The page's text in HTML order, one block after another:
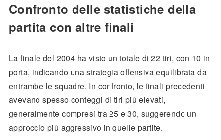
Confronto delle statistiche della
partita con altre finali
La finale del 2004 ha visto un totale di 22 tiri, con 10 in
porta, indicando una strategia offensiva equilibrata da
entrambe le squadre. In confronto, le finali precedenti
avevano spesso conteggi di tiri più elevati,
generalmente compresi tra 25 e 30, suggerendo un
approccio più aggressivo in quelle partite.